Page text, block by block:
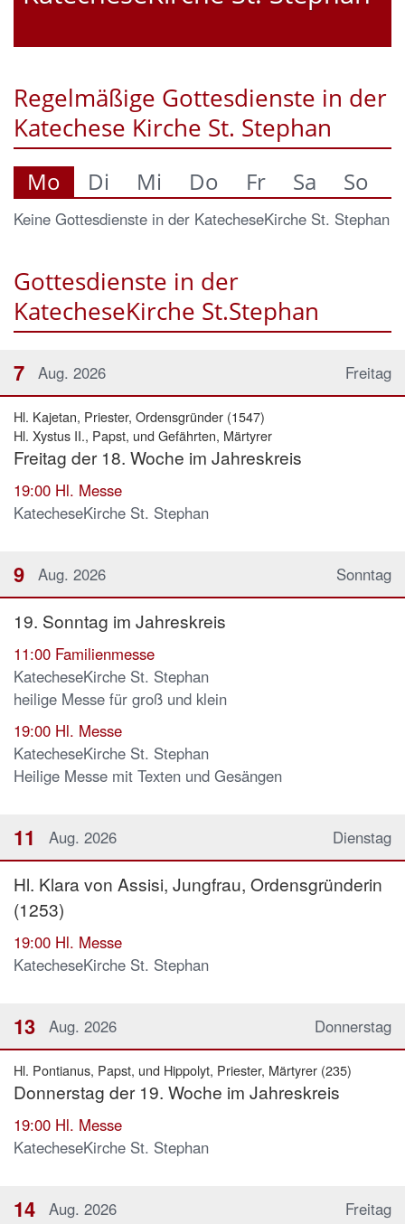
Regelmäßige Gottesdienste in der
Katechese Kirche St. Stephan
Mo Di Mi Do Fr Sa So
Keine Gottesdienste in der KatecheseKirche St. Stephan
Gottesdienste in der
KatecheseKirche St.Stephan
Freitag
7 Aug. 2026
Hl. Kajetan, Priester, Ordensgründer (1547)
Hl. Xystus II., Papst, und Gefährten, Märtyrer
Freitag der 18. Woche im Jahreskreis
19:00 Hl. Messe
KatecheseKirche St. Stephan
Sonntag
9 Aug. 2026
19. Sonntag im Jahreskreis
11:00 Familienmesse
KatecheseKirche St. Stephan
heilige Messe für groß und klein
19:00 Hl. Messe
KatecheseKirche St. Stephan
Heilige Messe mit Texten und Gesängen
Dienstag
11 Aug. 2026
Hl. Klara von Assisi, Jungfrau, Ordensgründerin
(1253)
19:00 Hl. Messe
KatecheseKirche St. Stephan
Donnerstag
13 Aug. 2026
Hl. Pontianus, Papst, und Hippolyt, Priester, Märtyrer (235)
Donnerstag der 19. Woche im Jahreskreis
19:00 Hl. Messe
KatecheseKirche St. Stephan
Freitag
14 Aug. 2026